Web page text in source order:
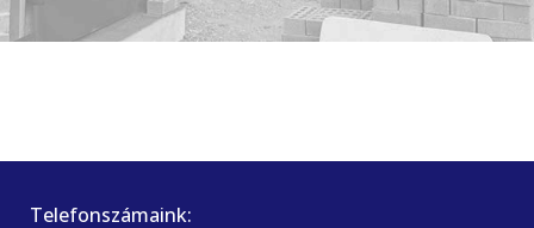
Telefonszámaink: